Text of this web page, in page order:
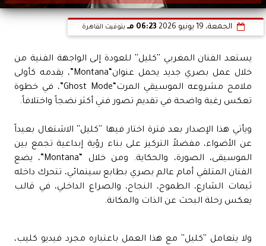
الجمعة، 19 يونيو 2026 06:23 مـ بتوقيت القاهرة
يستعد الفنان المغربي ''كليل'' للعودة إلى الواجهة الفنية من
خلال عمل بصري جديد يحمل عنوان“Montana”، يقدمه كأولى
ملامح مشروعه الموسيقي المرت“Ghost Mode”، في خطوة
تعكس رغبة واضحة في تقديم تصور فني أكثر نضجاً واختلافاً.
ويأتي هذا الإصدار بعد فترة اختار فيها ''كليل'' الاشتغال بعيداً
عن الأضواء، مفضلاً التركيز على بناء رؤية إبداعية تجمع بين
الموسيقى، الصورة، والحكاية. ومن خلال “Montana”، يضع
الفنان المتلقي أمام عالم بصري بطابع سينمائي، تتحرك داخله
ثيمات الشارع، الطموح، النجاح، والصراع الداخلي، في قالب
يعكس رحلة البحث عن الذات والمكانة.
ولا يتعامل ''كليل'' مع هذا العمل باعتباره مجرد فيديو كليب،